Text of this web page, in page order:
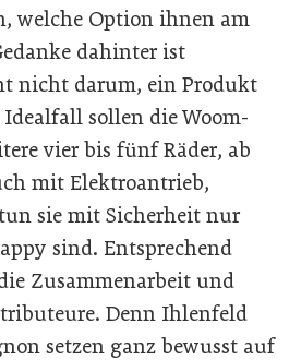
welche Option ihnen am
dahinter ist
nicht darum, ein Produkt
sollen die Woom-
vier bis fünf Räder, ab
mit Elektroantrieb,
sie mit Sicherheit nur
sind. Entsprechend
Zusammenarbeit und
Denn Ihlenfeld
setzen ganz bewusst auf